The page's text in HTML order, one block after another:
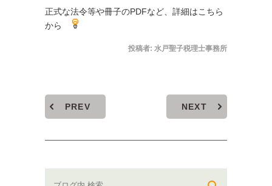
正式な法令等や冊子のPDFなど、詳細はこちら
から
投稿者: 水戸聖子税理士事務所
PREV NEXT